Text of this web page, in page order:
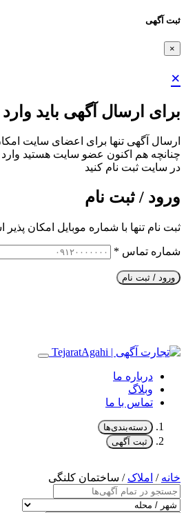
ثبت آگهی
×
×
برای ارسال آگهی باید
ارسال آگهی تنها برای اعضای سایت
چنانچه هم‌ اکنون عضو سایت هستید
در سایت ثبت نام کنید
ورود / ثبت نام
ثبت نام تنها با شماره موبایل امکان
شماره تماس *
ورود / ثبت نام
درباره ما
وبلاگ
تماس با ما
دسته‌بندی‌ها
ثبت آگهی
خانه / املاک / ساختمان کلنگی